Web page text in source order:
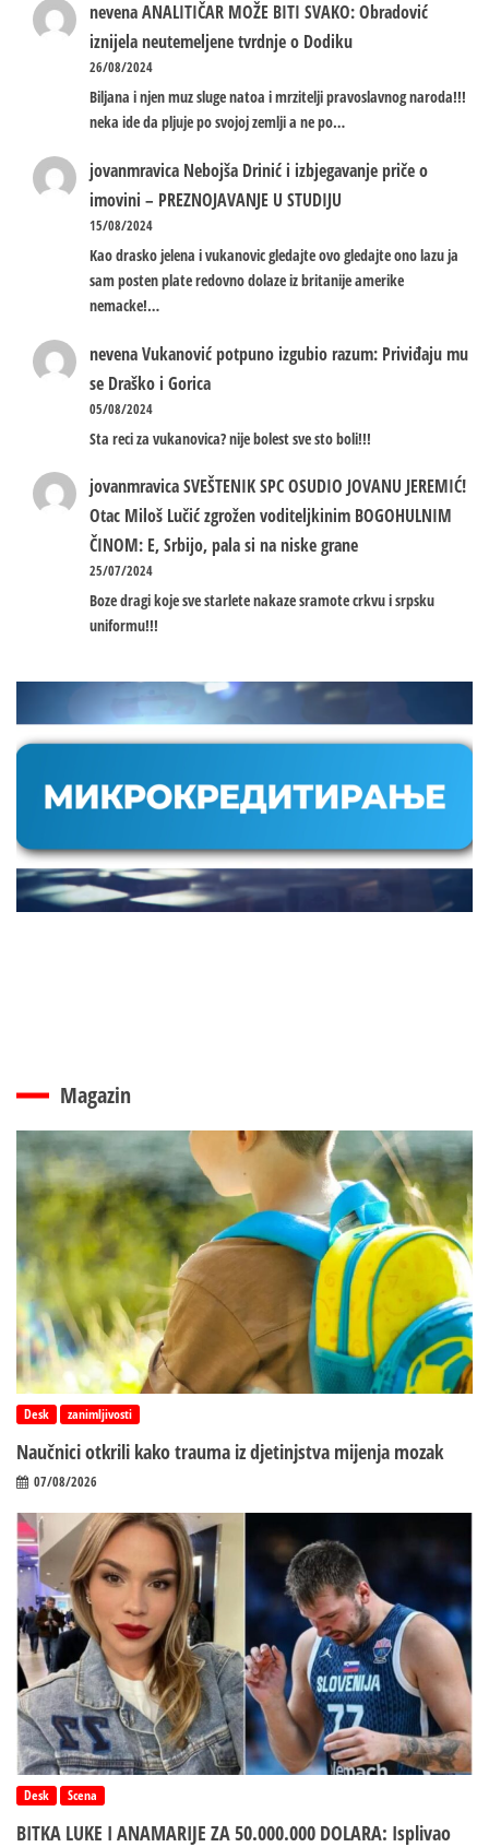
nevenaANALITIČAR MOŽE BITI SVAKO: Obradović
iznijela neutemeljene tvrdnje o Dodiku
26/08/2024
Biljana i njen muz sluge natoa i mrzitelji pravoslavnog naroda!!!
neka ide da pljuje po svojoj zemlji a ne po…
jovanmravica Nebojša Drinić i izbjegavanje priče o
imovini – PREZNOJAVANJE U STUDIJU
15/08/2024
Kao drasko jelena i vukanovic gledajte ovo gledajte ono lazu ja
sam posten plate redovno dolaze iz britanije amerike
nemacke!…
nevenaVukanović potpuno izgubio razum: Priviđaju mu
se Draško i Gorica
05/08/2024
Sta reci za vukanovica? nije bolest sve sto boli!!!
jovanmravicaSVEŠTENIK SPC OSUDIO JOVANU JEREMIĆ!
Otac Miloš Lučić zgrožen voditeljkinim BOGOHULNIM
ČINOM: E, Srbijo, pala si na niske grane
25/07/2024
Boze dragi koje sve starlete nakaze sramote crkvu i srpsku
uniformu!!!
Magazin
Desk zanimljivosti
Naučnici otkrili kako trauma iz d‌jetinjstva mijenja mozak
07/08/2026
Desk Scena
BITKA LUKE I ANAMARIJE ZA 50.000.000 DOLARA: Isplivao